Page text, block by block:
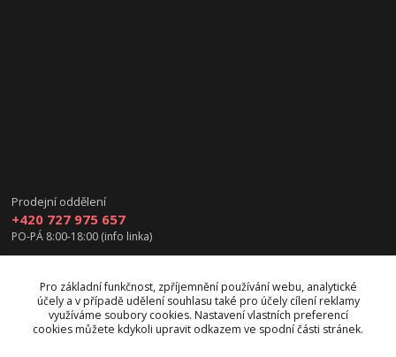
Prodejní oddělení
+420 727 975 657
PO-PÁ 8:00-18:00 (info linka)
Pro základní funkčnost, zpříjemnění používání webu, analytické
účely a v případě udělení souhlasu také pro účely cílení reklamy
využíváme soubory cookies. Nastavení vlastních preferencí
cookies můžete kdykoli upravit odkazem ve spodní části stránek.